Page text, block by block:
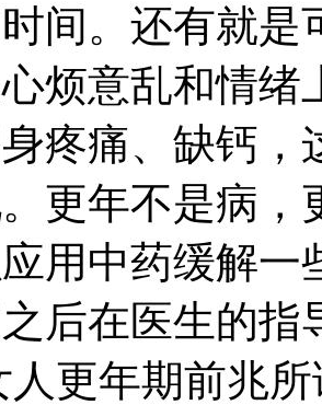
间。还有就是
烦意乱和情绪
疼痛、缺钙，
更年不是病
用中药缓解一
后在医生的
更年期前兆